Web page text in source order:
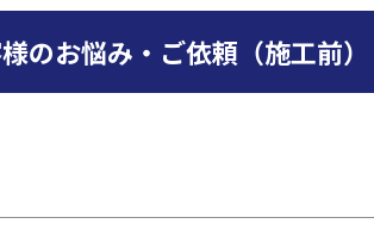
のお悩み・ご依頼（施工前）